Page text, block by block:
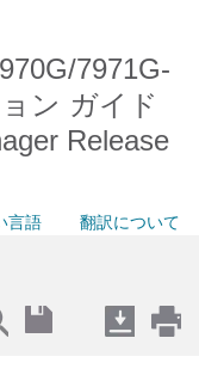
7971G-
ン ガイド
Release
言語 翻訳について